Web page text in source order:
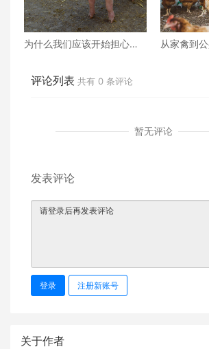
为什么我们应该开始担心禽
从家禽到
评论列表 共有 0 条评论
暂无评论
发表评论
登录 注册新账号
关于作者